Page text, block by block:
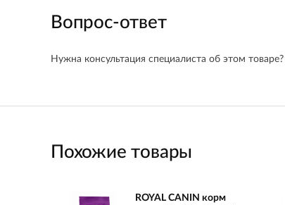
Вопрос-ответ
Нужна консультация специалиста об этом
Похожие товары
ROYAL CANIN корм